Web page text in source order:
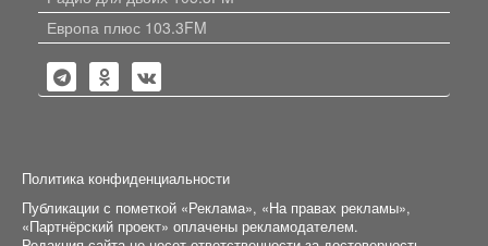
Европа плюс 103.3FM
Политика конфиденциальности
Публикации с пометкой «Реклама», «На правах рекламы»,
«Партнёрский проект» оплачены рекламодателем.